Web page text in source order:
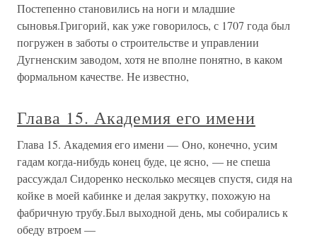
Постепенно становились на ноги и младшие
сыновья.Григорий, как уже говорилось, с 1707 года был
погружен в заботы о строительстве и управлении
Дугненским заводом, хотя не вполне понятно, в каком
формальном качестве. Не известно,
Глава 15. Академия его имени
Глава 15. Академия его имени — Оно, конечно, усим
гадам когда-нибудь конец буде, це ясно, — не спеша
рассуждал Сидоренко несколько месяцев спустя, сидя на
койке в моей кабинке и делая закрутку, похожую на
фабричную трубу.Был выходной день, мы собирались к
обеду втроем —